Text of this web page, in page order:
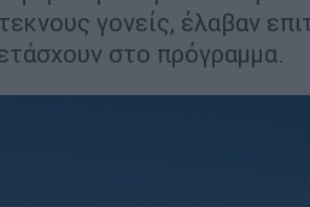
γονείς, έλαβαν
στο πρόγραμμα.